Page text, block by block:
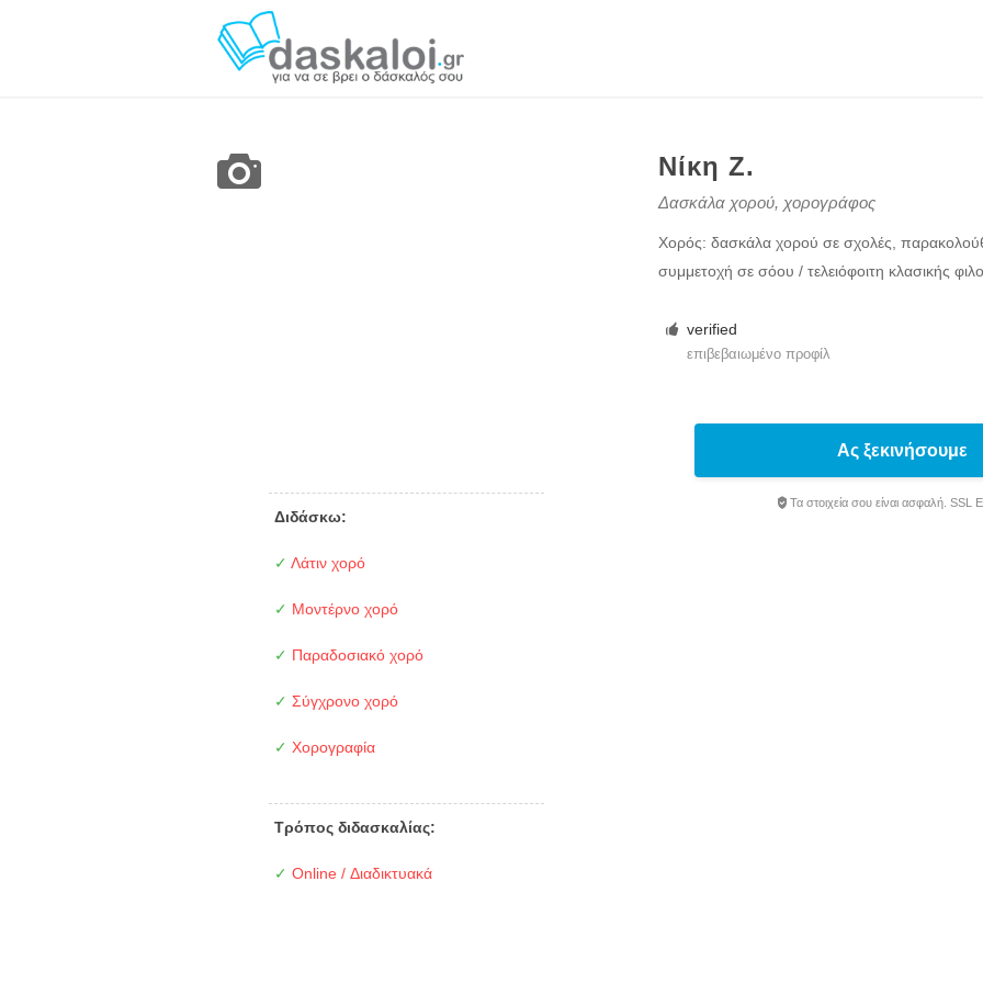
Νίκη Ζ.
Δασκάλα χορού, χορογράφος
Χορός: δασκάλα χορού σε σχολές,
συμμετοχή σε σόου / τελειόφοιτη κλασικής
verified
επιβεβαιωμένο προφίλ
Διδάσκω:
✓ Λάτιν χορό
✓ Μοντέρνο χορό
✓ Παραδοσιακό χορό
✓ Σύγχρονο χορό
✓ Χορογραφία
Τρόπος διδασκαλίας:
✓ Online / Διαδικτυακά
Ας ξεκινήσουμε
Τα στοιχεία σου είναι ασφαλή. SSL